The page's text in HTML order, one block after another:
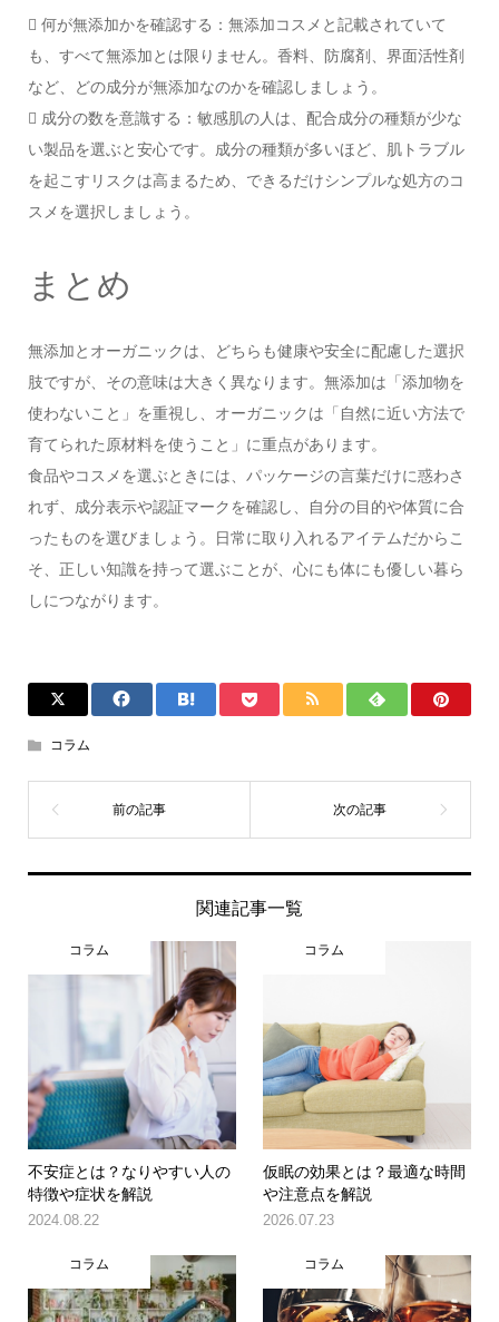
 何が無添加かを確認する：無添加コスメと記載されていて
も、すべて無添加とは限りません。香料、防腐剤、界面活性剤
など、どの成分が無添加なのかを確認しましょう。
 成分の数を意識する：敏感肌の人は、配合成分の種類が少な
い製品を選ぶと安心です。成分の種類が多いほど、肌トラブル
を起こすリスクは高まるため、できるだけシンプルな処方のコ
スメを選択しましょう。
まとめ
無添加とオーガニックは、どちらも健康や安全に配慮した選択
肢ですが、その意味は大きく異なります。無添加は「添加物を
使わないこと」を重視し、オーガニックは「自然に近い方法で
育てられた原材料を使うこと」に重点があります。
食品やコスメを選ぶときには、パッケージの言葉だけに惑わさ
れず、成分表示や認証マークを確認し、自分の目的や体質に合
ったものを選びましょう。日常に取り入れるアイテムだからこ
そ、正しい知識を持って選ぶことが、心にも体にも優しい暮ら
しにつながります。
コラム
関連記事一覧
コラム
不安症とは？なりやすい人の
特徴や症状を解説
2024.08.22
コラム
仮眠の効果とは？最適な時間
や注意点を解説
2026.07.23
コラム コラム